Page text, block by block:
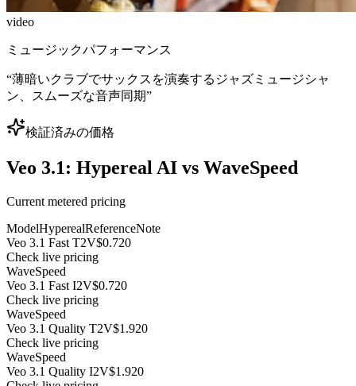
video
ミュージックパフォーマンス
“薄暗いクラブでサックスを演奏するジャズミュージシャ
ン、スムーズな音声同期”
検証済みの価格
Veo 3.1: Hypereal AI vs WaveSpeed
Current metered pricing
ModelHyperealReferenceNote
Veo 3.1 Fast T2V$0.720
Check live pricing
WaveSpeed
Veo 3.1 Fast I2V$0.720
Check live pricing
WaveSpeed
Veo 3.1 Quality T2V$1.920
Check live pricing
WaveSpeed
Veo 3.1 Quality I2V$1.920